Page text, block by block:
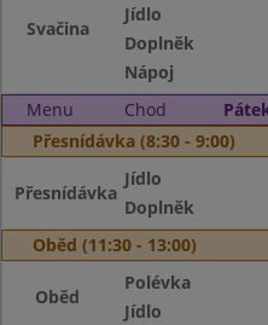
Svačina
Jídlo
Doplněk
Nápoj
Menu
Chod
Přesnídávka (8:30 - 9:00)
Přesnídávka
Jídlo
Doplněk
Oběd (11:30 - 13:00)
Oběd
Polévka
Jídlo